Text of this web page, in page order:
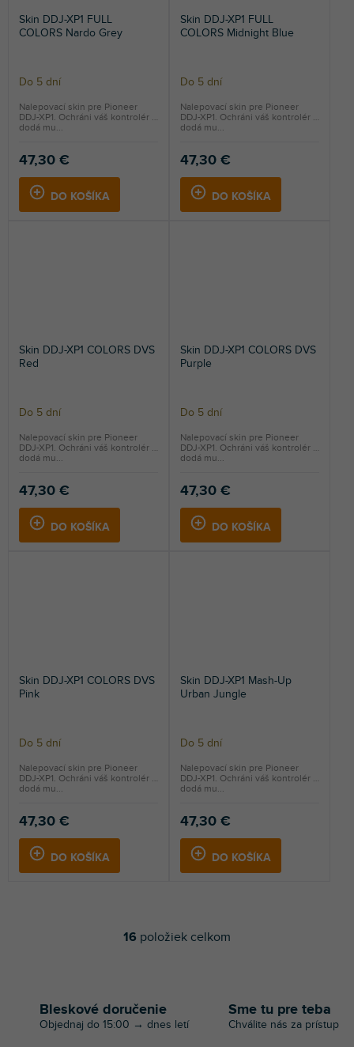
Skin DDJ-XP1 FULL
COLORS Nardo Grey
Do 5 dní
47,30 €
DO KOŠÍKA
Nalepovací skin pre Pioneer
DDJ-XP1. Ochráni váš kontrolér a
dodá mu...
Skin DDJ-XP1 FULL
COLORS Midnight Blue
Do 5 dní
47,30 €
DO KOŠÍKA
Nalepovací skin pre Pioneer
DDJ-XP1. Ochráni váš kontrolér a
dodá mu...
Skin DDJ-XP1 COLORS DVS
Red
Do 5 dní
47,30 €
DO KOŠÍKA
Nalepovací skin pre Pioneer
DDJ-XP1. Ochráni váš kontrolér a
dodá mu...
Skin DDJ-XP1 COLORS DVS
Purple
Do 5 dní
47,30 €
DO KOŠÍKA
Nalepovací skin pre Pioneer
DDJ-XP1. Ochráni váš kontrolér a
dodá mu...
Skin DDJ-XP1 COLORS DVS
Pink
Do 5 dní
47,30 €
DO KOŠÍKA
Nalepovací skin pre Pioneer
DDJ-XP1. Ochráni váš kontrolér a
dodá mu...
Skin DDJ-XP1 Mash-Up
Urban Jungle
Do 5 dní
47,30 €
DO KOŠÍKA
Nalepovací skin pre Pioneer
DDJ-XP1. Ochráni váš kontrolér a
dodá mu...
O
a
c
16 položiek celkom
Bleskové doručenie
Objednaj do 15:00 → dnes letí
Sme tu pre teba
Chválite nás za prístup